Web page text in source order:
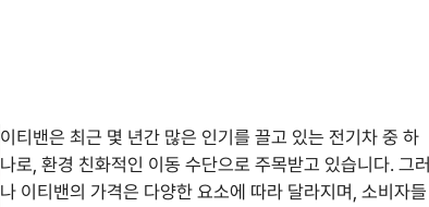
이티밴은 최근 몇 년간 많은 인기를 끌고 있는 전기차 중 하
나로, 환경 친화적인 이동 수단으로 주목받고 있습니다. 그러
나 이티밴의 가격은 다양한 요소에 따라 달라지며, 소비자들